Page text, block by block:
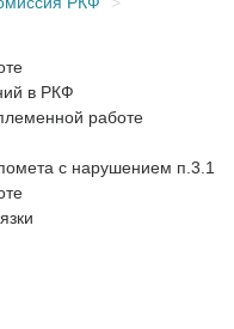
в РКФ
работе
с нарушением п.3.1